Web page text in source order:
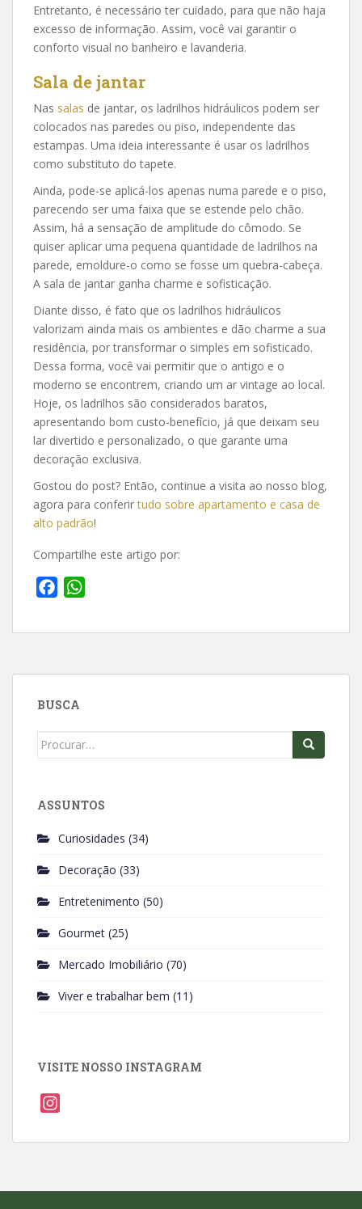
Entretanto, é necessário ter cuidado, para que não haja
excesso de informação. Assim, você vai garantir o
conforto visual no banheiro e lavanderia.
Sala de jantar
Nas salas de jantar, os ladrilhos hidráulicos podem ser
colocados nas paredes ou piso, independente das
estampas. Uma ideia interessante é usar os ladrilhos
como substituto do tapete.
Ainda, pode-se aplicá-los apenas numa parede e o piso,
parecendo ser uma faixa que se estende pelo chão.
Assim, há a sensação de amplitude do cômodo. Se
quiser aplicar uma pequena quantidade de ladrilhos na
parede, emoldure-o como se fosse um quebra-cabeça.
A sala de jantar ganha charme e sofisticação.
Diante disso, é fato que os ladrilhos hidráulicos
valorizam ainda mais os ambientes e dão charme a sua
residência, por transformar o simples em sofisticado.
Dessa forma, você vai permitir que o antigo e o
moderno se encontrem, criando um ar vintage ao local.
Hoje, os ladrilhos são considerados baratos,
apresentando bom custo-benefício, já que deixam seu
lar divertido e personalizado, o que garante uma
decoração exclusiva.
Gostou do post? Então, continue a visita ao nosso blog,
agora para conferirtudo sobre apartamento e casa de
alto padrão!
Compartilhe este artigo por:
c
b
o
a
s
BUSCA
Search
ASSUNTOS
Curiosidades (34)
Decoração (33)
Entretenimento (50)
Gourmet (25)
Mercado Imobiliário (70)
Viver e trabalhar bem (11)
VISITE NOSSO INSTAGRAM
s